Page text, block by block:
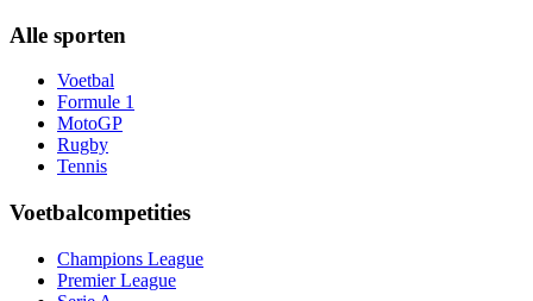
Alle sporten
Voetbal
Formule 1
MotoGP
Rugby
Tennis
Voetbalcompetities
Champions League
Premier League